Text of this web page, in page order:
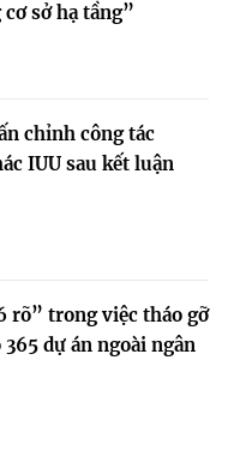
sở hạ tầng”
chỉnh công tác
IUU sau kết luận
rõ” trong việc tháo gỡ
dự án ngoài ngân